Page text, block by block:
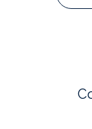
Chauffage
1 garage(s)